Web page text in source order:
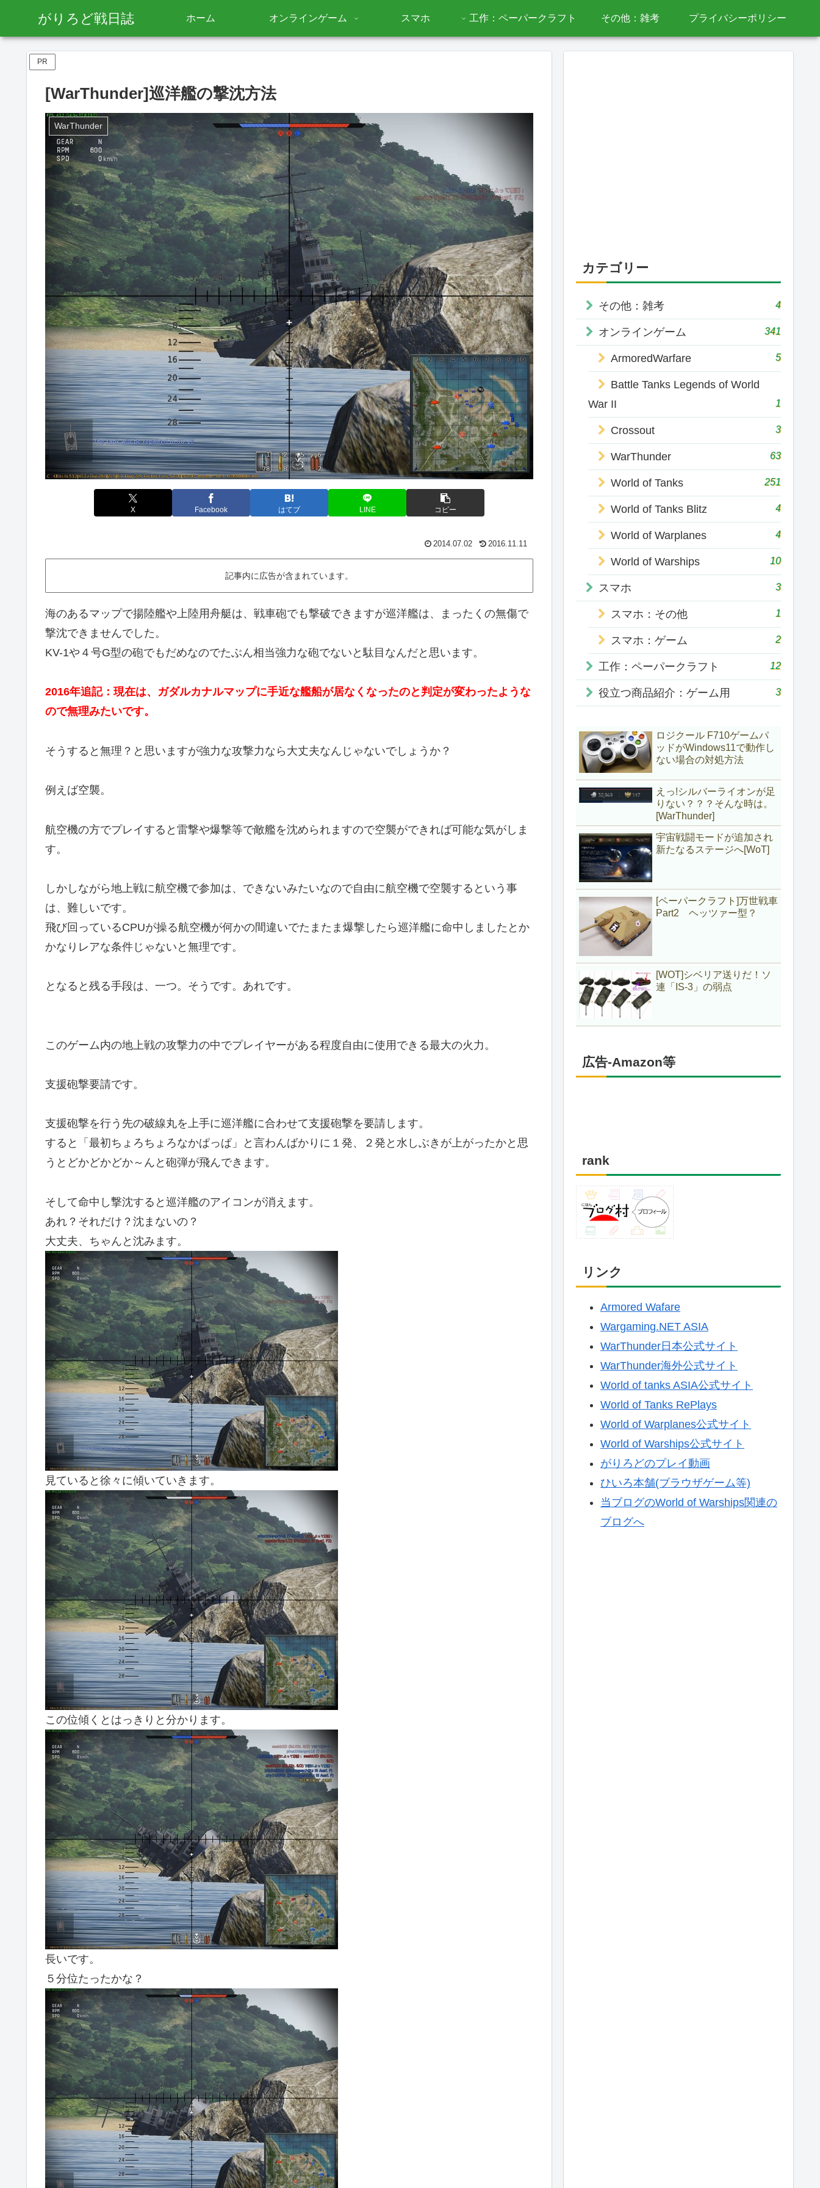
がりろど戦日誌 ホーム オンラインゲーム スマホ 工作：ペーパークラフト その他：雑考 プライバシーポリシー
PR
[WarThunder]巡洋艦の撃沈方法
WarThunder
X Facebook はてブ LINE コピー
2014.07.02 2016.11.11
記事内に広告が含まれています。
海のあるマップで揚陸艦や上陸用舟艇は、戦車砲でも撃破できますが巡洋艦は、まったくの無傷で
撃沈できませんでした。
KV-1や４号G型の砲でもだめなのでたぶん相当強力な砲でないと駄目なんだと思います。
2016年追記：現在は、ガダルカナルマップに手近な艦船が居なくなったのと判定が変わったような
ので無理みたいです。
そうすると無理？と思いますが強力な攻撃力なら大丈夫なんじゃないでしょうか？
例えば空襲。
航空機の方でプレイすると雷撃や爆撃等で敵艦を沈められますので空襲ができれば可能な気がしま
す。
しかしながら地上戦に航空機で参加は、できないみたいなので自由に航空機で空襲するという事
は、難しいです。
飛び回っているCPUが操る航空機が何かの間違いでたまたま爆撃したら巡洋艦に命中しましたとか
かなりレアな条件じゃないと無理です。
となると残る手段は、一つ。そうです。あれです。
このゲーム内の地上戦の攻撃力の中でプレイヤーがある程度自由に使用できる最大の火力。
支援砲撃要請です。
支援砲撃を行う先の破線丸を上手に巡洋艦に合わせて支援砲撃を要請します。
すると「最初ちょろちょろなかぱっぱ」と言わんばかりに１発、２発と水しぶきが上がったかと思
うとどかどかどか～んと砲弾が飛んできます。
そして命中し撃沈すると巡洋艦のアイコンが消えます。
あれ？それだけ？沈まないの？
大丈夫、ちゃんと沈みます。
見ていると徐々に傾いていきます。
この位傾くとはっきりと分かります。
長いです。
５分位たったかな？
カテゴリー
その他：雑考 4
オンラインゲーム 341
ArmoredWarfare 5
Battle Tanks Legends of World
War II
1
Crossout 3
WarThunder 63
World of Tanks 251
World of Tanks Blitz 4
World of Warplanes 4
World of Warships 10
スマホ 3
スマホ：その他 1
スマホ：ゲーム 2
工作：ペーパークラフト 12
役立つ商品紹介：ゲーム用 3
ロジクール F710ゲームパ
ッドがWindows11で動作し
ない場合の対処方法
えっ!シルバーライオンが足
りない？？？そんな時は。
[WarThunder]
宇宙戦闘モードが追加され
新たなるステージへ[WoT]
[ペーパークラフト]万世戦車
Part2 ヘッツァー型？
[WOT]シベリア送りだ！ソ
連「IS-3」の弱点
広告-Amazon等
rank
リンク
Armored Wafare
Wargaming.NET ASIA
WarThunder日本公式サイト
WarThunder海外公式サイト
World of tanks ASIA公式サイト
World of Tanks RePlays
World of Warplanes公式サイト
World of Warships公式サイト
がりろどのプレイ動画
ひいろ本舗(ブラウザゲーム等)
当ブログのWorld of Warships関連の
ブログへ